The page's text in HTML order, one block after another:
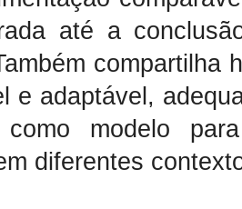
até a
compartilha
e adaptável,
modelo
diferentes